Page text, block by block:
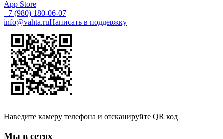
App Store
+7 (980) 180-06-07
info@vahta.ruНаписать в поддержку
Наведите камеру телефона и отсканируйте QR код
Мы в сетях